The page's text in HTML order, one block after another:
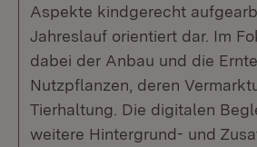
Aspekte kindgerecht
Jahreslauf orientiert dar. Im
dabei der Anbau und die
Nutzpflanzen, deren
Tierhaltung. Die digitalen
weitere Hintergrund- und